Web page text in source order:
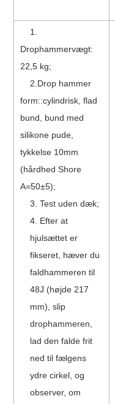
1.
Drophammervægt:
22,5 kg;
2.Drop hammer
form::cylindrisk, flad
bund, bund med
silikone pude,
tykkelse 10mm
(hårdhed Shore
A=50±5);
3. Test uden dæk;
4. Efter at
hjulsættet er
fikseret, hæver du
faldhammeren til
48J (højde 217
mm), slip
drophammeren,
lad den falde frit
ned til fælgens
ydre cirkel, og
observer, om